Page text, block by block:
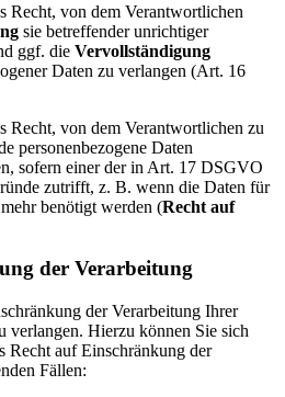
Recht, von dem Verantwortlichen
sie betreffender unrichtiger
ggf. die Vervollständigung
Daten zu verlangen (Art. 16
Recht, von dem Verantwortlichen zu
personenbezogene Daten
sofern einer der in Art. 17 DSGVO
zutrifft, z. B. wenn die Daten für
benötigt werden (Recht auf
der Verarbeitung
der Verarbeitung Ihrer
verlangen. Hierzu können Sie sich
Recht auf Einschränkung der
Fällen: